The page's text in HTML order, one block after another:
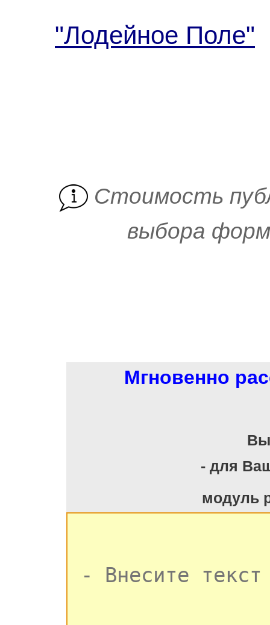
"Лодейное Поле"
Cтоимость
выбора
Мгновенно
Вы
- для
модуль